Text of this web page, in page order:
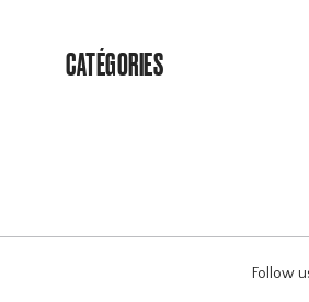
CATÉGORIES
Follow